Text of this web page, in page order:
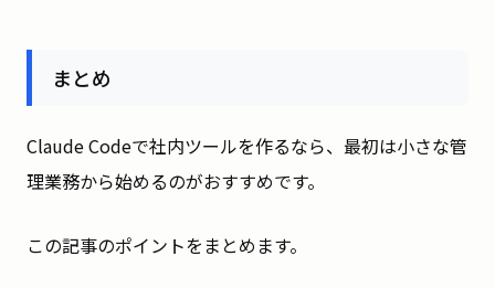
まとめ
Claude Codeで社内ツールを作るなら、最初は小さな管
理業務から始めるのがおすすめです。
この記事のポイントをまとめます。